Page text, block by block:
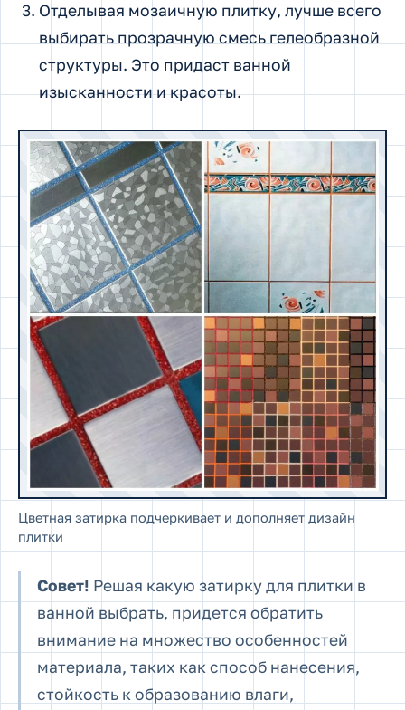
Отделывая мозаичную плитку, лучше всего
выбирать прозрачную смесь гелеобразной
структуры. Это придаст ванной
изысканности и красоты.
Цветная затирка подчеркивает и дополняет дизайн
плитки
Совет! Решая какую затирку для плитки в
ванной выбрать, придется обратить
внимание на множество особенностей
материала, таких как способ нанесения,
стойкость к образованию влаги,